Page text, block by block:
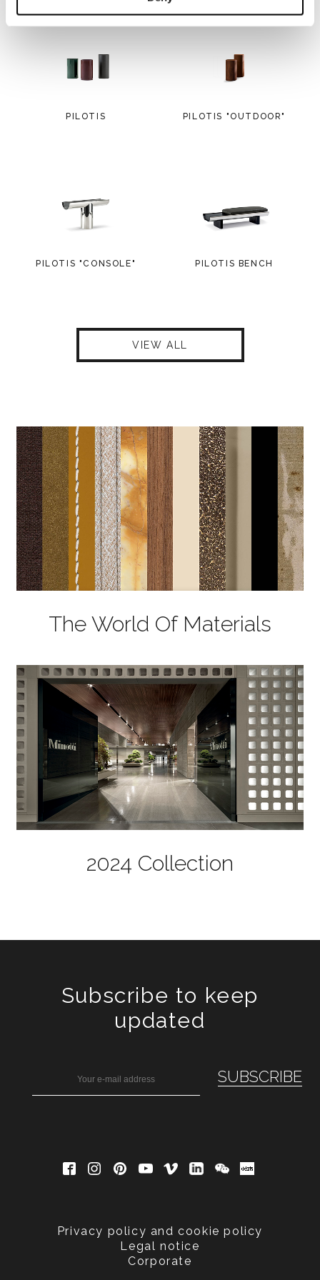
PILOTIS PILOTIS "OUTDOOR"
PILOTIS "CONSOLE" PILOTIS BENCH
VIEW ALL
The World Of Materials
2024 Collection
Subscribe to keep
updated
Privacy policy and cookie policy
Legal notice
Corporate